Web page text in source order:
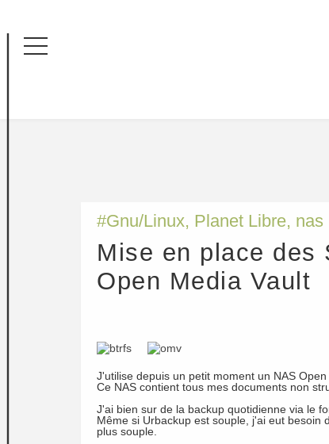
#Gnu/Linux, Planet Libre, nas
Mise en place des
Open Media Vault
J'utilise depuis un petit moment un NAS
Ce NAS contient tous mes documents non
J'ai bien sur de la backup quotidienne via le
Même si Urbackup est souple, j'ai eut
plus souple.